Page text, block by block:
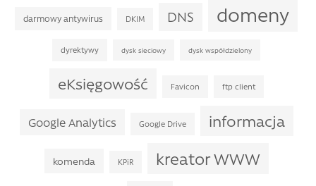
darmowy antywirus DKIM DNS domeny
dyrektywy dysk sieciowy dysk współdzielony
eKsięgowość Favicon ftp client
Google Analytics Google Drive informacja
komenda KPiR kreator WWW